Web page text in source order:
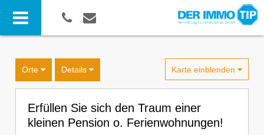
Details
Orte Karte einblenden
Erfüllen Sie sich den Traum einer
kleinen Pension o. Ferienwohnungen!